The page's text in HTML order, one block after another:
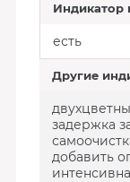
Индикатор
есть
Другие
задержка
добавить